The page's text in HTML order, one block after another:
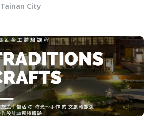
Tainan City